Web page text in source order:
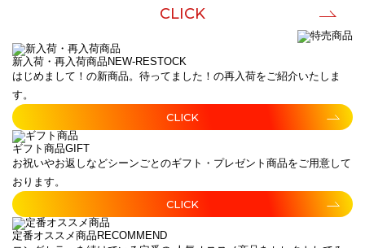
CLICK
新入荷・再入荷商品 NEW-RESTOCK
はじめまして！の新商品。待ってました！の再入荷をご紹介いたしま
す。
CLICK
ギフト商品GIFT
お祝いやお返しなどシーンごとのギフト・プレゼント商品をご用意して
おります。
CLICK
定番オススメ商品 RECOMMEND